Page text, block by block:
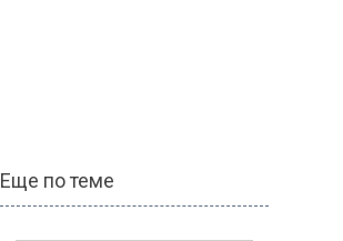
Еще по теме